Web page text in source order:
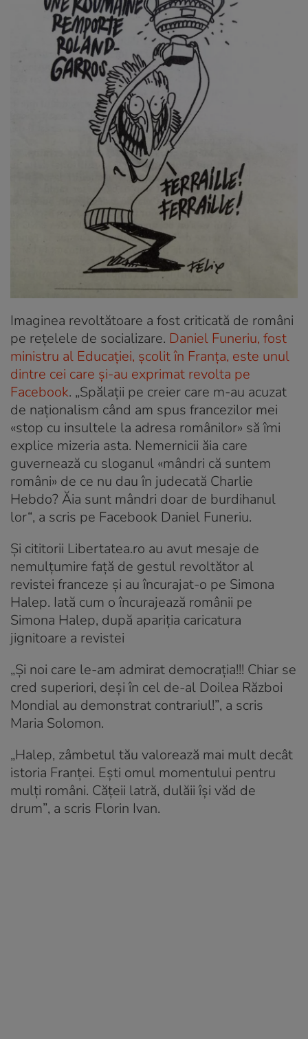
Imaginea revoltătoare a fost criticată de români
pe rețelele de socializare. Daniel Funeriu, fost
ministru al Educației, școlit în Franța, este unul
dintre cei care și-au exprimat revolta pe
Facebook. „Spălaţii pe creier care m-au acuzat
de naţionalism când am spus francezilor mei
«stop cu insultele la adresa românilor» să îmi
explice mizeria asta. Nemernicii ăia care
guvernează cu sloganul «mândri că suntem
români» de ce nu dau în judecată Charlie
Hebdo? Ăia sunt mândri doar de burdihanul
lor“, a scris pe Facebook Daniel Funeriu.
Și cititorii Libertatea.ro au avut mesaje de
nemulțumire față de gestul revoltător al
revistei franceze și au încurajat-o pe Simona
Halep. Iată cum o încurajează românii pe
Simona Halep, după apariția caricatura
jignitoare a revistei
„Și noi care le-am admirat democrația!!! Chiar se
cred superiori, deși în cel de-al Doilea Război
Mondial au demonstrat contrariul!”, a scris
Maria Solomon.
„Halep, zâmbetul tău valorează mai mult decât
istoria Franței. Ești omul momentului pentru
mulți români. Cățeii latră, dulăii își văd de
drum”, a scris Florin Ivan.